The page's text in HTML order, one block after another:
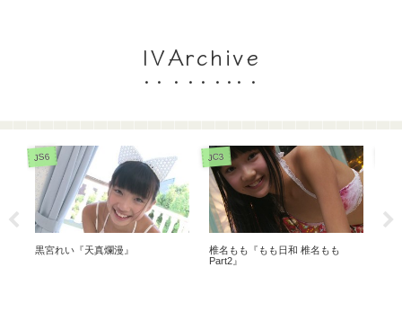
IVArchive
JC3
星野璃里『放課後のキミ。』
JC1
桜木ひな『同級生の妹5 ニュー1
年生』